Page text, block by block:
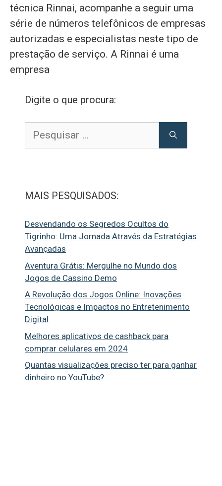
técnica Rinnai, acompanhe a seguir uma
série de números telefônicos de empresas
autorizadas e especialistas neste tipo de
prestação de serviço. A Rinnai é uma
empresa
Digite o que procura:
por:
MAIS PESQUISADOS:
Desvendando os Segredos Ocultos do
Tigrinho: Uma Jornada Através da Estratégias
Avançadas
Aventura Grátis: Mergulhe no Mundo dos
Jogos de Cassino Demo
A Revolução dos Jogos Online: Inovações
Tecnológicas e Impactos no Entretenimento
Digital
Melhores aplicativos de cashback para
comprar celulares em 2024
Quantas visualizações preciso ter para ganhar
dinheiro no YouTube?